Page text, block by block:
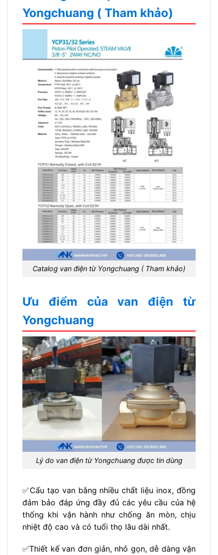
Yongchuang ( Tham khảo)
Catalog van điện từ Yongchuang ( Tham khảo)
Ưu điểm của van điện từ
Yongchuang
Lý do van điện từ Yongchuang được tin dùng
✅Cấu tạo van bằng nhiều chất liệu inox, đồng
đảm bảo đáp ứng đầy đủ các yêu cầu của hệ
thống khi vận hành như chống ăn mòn, chịu
nhiệt độ cao và có tuổi thọ lâu dài nhất.
✅Thiết kế van đơn giản, nhỏ gọn, dễ dàng vận